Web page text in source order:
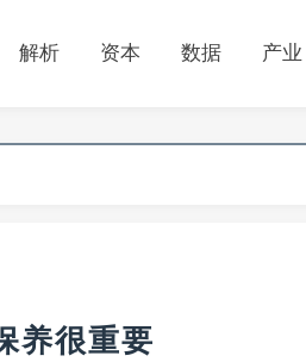
解析 资本 数据 产业
养很重要